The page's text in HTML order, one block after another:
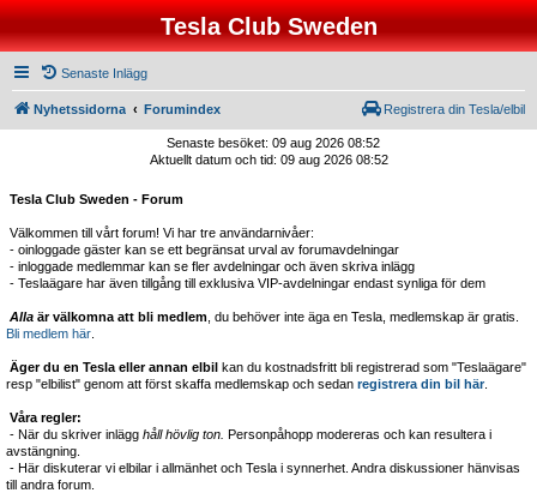
Tesla Club Sweden
Senaste Inlägg
Nyhetssidorna Forumindex Registrera din Tesla/elbil
Senaste besöket: 09 aug 2026 08:52
Aktuellt datum och tid: 09 aug 2026 08:52
Tesla Club Sweden - Forum
Välkommen till vårt forum! Vi har tre användarnivåer:
- oinloggade gäster kan se ett begränsat urval av forumavdelningar
- inloggade medlemmar kan se fler avdelningar och även skriva inlägg
- Teslaägare har även tillgång till exklusiva VIP-avdelningar endast synliga för dem
Alla är välkomna att bli medlem , du behöver inte äga en Tesla, medlemskap är gratis.
Bli medlem här
Äger du en Tesla eller annan elbil kan du kostnadsfritt bli registrerad som "Teslaägare"
resp "elbilist" genom att först skaffa medlemskap och sedan registrera din bil här.
Våra regler:
- När du skriver inlägg håll hövlig ton. Personpåhopp modereras och kan resultera i
avstängning.
- Här diskuterar vi elbilar i allmänhet och Tesla i synnerhet. Andra diskussioner hänvisas
till andra forum.